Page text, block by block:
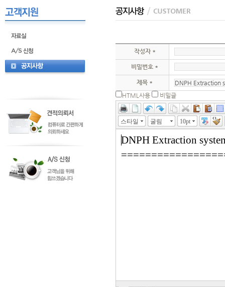
작성자 *
비밀번호 *
제목 *
HTML사용
비밀글
스타일 굴림 10pt